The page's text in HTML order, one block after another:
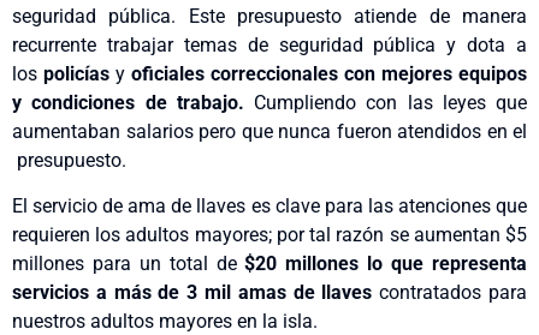
seguridad pública. Este presupuesto atiende de manera
recurrente trabajar temas de seguridad pública y dota a
los policías y oficiales correccionales con mejores equipos
y condiciones de trabajo. Cumpliendo con las leyes que
aumentaban salarios pero que nunca fueron atendidos en el
presupuesto.
El servicio de ama de llaves es clave para las atenciones que
requieren los adultos mayores; por tal razón se aumentan $5
millones para un total de$20 millones lo que representa
servicios a más de 3 mil amas de llavescontratados para
nuestros adultos mayores en la isla.